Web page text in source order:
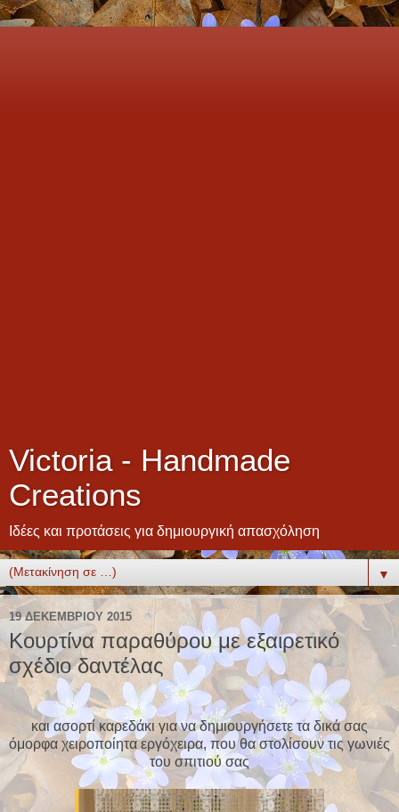
Victoria - Handmade
Creations
Ιδέες και προτάσεις για δημιουργική απασχόληση
▼
19 ΔΕΚΕΜΒΡΊΟΥ 2015
Κουρτίνα παραθύρου με εξαιρετικό
σχέδιο δαντέλας
και ασορτί καρεδάκι για να δημιουργήσετε τα δικά σας
όμορφα χειροποίητα εργόχειρα, που θα στολίσουν τις γωνιές
του σπιτιού σας